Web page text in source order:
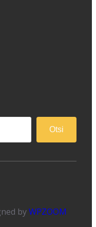
Otsi
byWPZOOM